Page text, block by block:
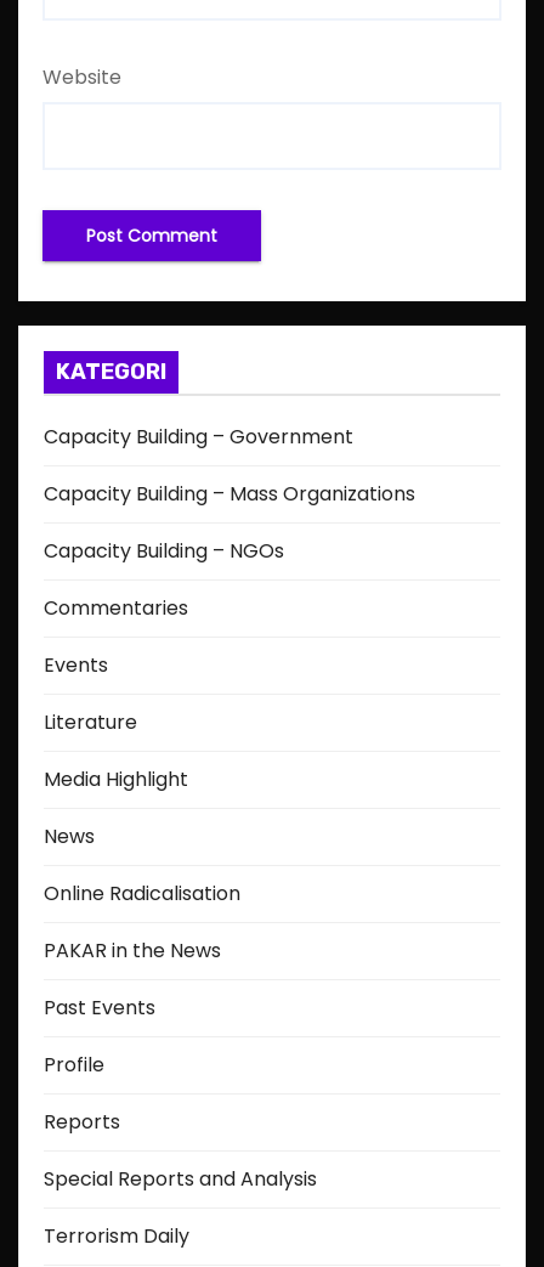
Website
KATEGORI
Capacity Building – Government
Capacity Building – Mass Organizations
Capacity Building – NGOs
Commentaries
Events
Literature
Media Highlight
News
Online Radicalisation
PAKAR in the News
Past Events
Profile
Reports
Special Reports and Analysis
Terrorism Daily